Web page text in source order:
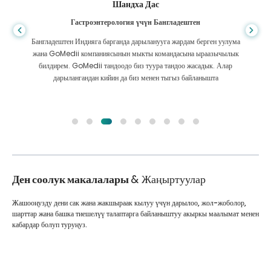
Шандха Дас
Гастроэнтерология үчүн Бангладештен
Бангладештен Индияга барганда дарыланууга жардам берген уулума
жана GoMedii компаниясынын мыкты командасына ыраазычылык
билдирем. GoMedii тандоодо биз туура тандоо жасадык. Алар
дарылангандан кийин да биз менен тыгыз байланышта
Ден соолук макалалары& Жаңыртуулар
Жашооңузду дени сак жана жакшыраак кылуу үчүн дарылоо, жол-жоболор,
шарттар жана башка тиешелүү талаптарга байланыштуу акыркы маалымат менен
кабардар болуп туруңуз.